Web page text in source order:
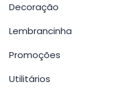
Decoração
Lembrancinha
Promoções
Utilitários